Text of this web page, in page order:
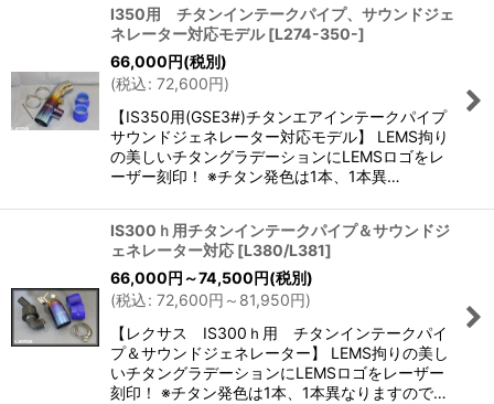
I350用 チタンインテークパイプ、サウンドジェ
ネレーター対応モデル [L274-350-]
66,000円(税別)
(税込: 72,600円)
【IS350用(GSE3#)チタンエアインテークパイプ
サウンドジェネレーター対応モデル】 LEMS拘り
の美しいチタングラデーションにLEMSロゴをレ
ーザー刻印！ ※チタン発色は1本、1本異…
IS300ｈ用チタンインテークパイプ＆サウンドジ
ェネレーター対応 [L380/L381]
66,000円 ～74,500円(税別)
(税込: 72,600円 ～81,950円)
【レクサス IS300ｈ用 チタンインテークパイ
プ＆サウンドジェネレーター】 LEMS拘りの美し
いチタングラデーションにLEMSロゴをレーザー
刻印！ ※チタン発色は1本、1本異なりますので…